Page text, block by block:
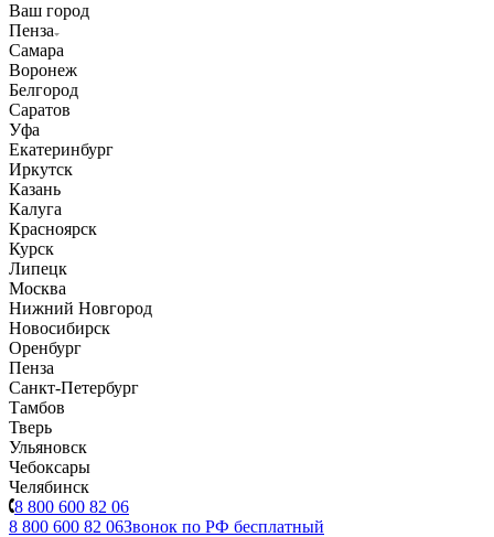
Ваш город
Пенза
Самара
Воронеж
Белгород
Саратов
Уфа
Екатеринбург
Иркутск
Казань
Калуга
Красноярск
Курск
Липецк
Москва
Нижний Новгород
Новосибирск
Оренбург
Пенза
Санкт-Петербург
Тамбов
Тверь
Ульяновск
Чебоксары
Челябинск
8 800 600 82 06
8 800 600 82 06Звонок по РФ бесплатный